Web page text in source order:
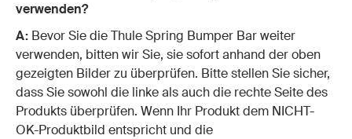
verwenden?
A: Bevor Sie die Thule Spring Bumper Bar weiter
verwenden, bitten wir Sie, sie sofort anhand der oben
gezeigten Bilder zu überprüfen. Bitte stellen Sie sicher,
dass Sie sowohl die linke als auch die rechte Seite des
Produkts überprüfen. Wenn Ihr Produkt dem NICHT-
OK-Produktbild entspricht und die